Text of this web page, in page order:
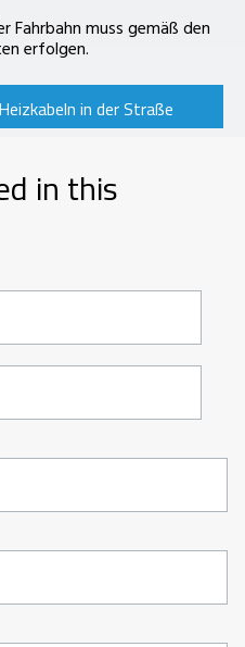
Fahrbahn muss gemäß den
erfolgen.
in der Straße
in this